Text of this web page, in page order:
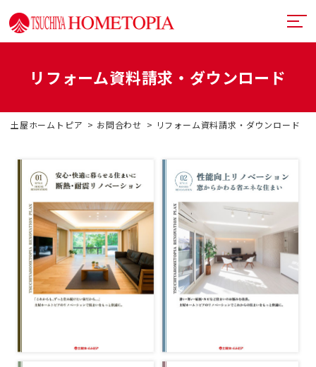
技術力
デザイン
満足度向上
リフォームの流れ
戸建てリフォーム
マンションリフォーム
札幌フルリノベーション
中古リノベーション
OKUリノベーション
超断熱・超換気
お近くのショールーム
イベント情報
リフォーム事例
プランナー一覧
0120-093-033
リフォーム資料請求・ダウンロード
土屋ホームトピア お問合わせ リフォーム資料請求・ダウンロード